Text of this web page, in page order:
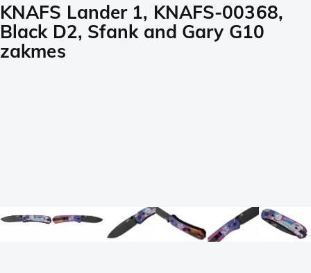
KNAFS Lander 1, KNAFS-00368,
Black D2, Sfank and Gary G10
zakmes